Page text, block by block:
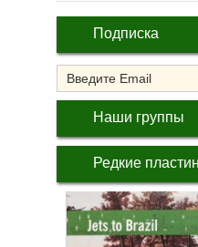
Подписка
Наши группы
Редкие